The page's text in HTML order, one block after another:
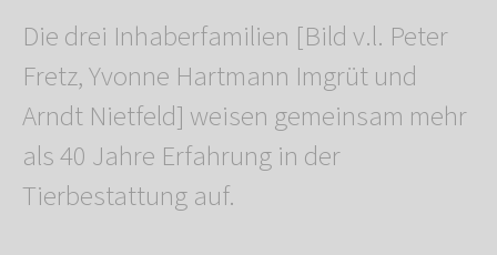
Die drei Inhaberfamilien [Bild v.l. Peter
Fretz, Yvonne Hartmann Imgrüt und
Arndt Nietfeld] weisen gemeinsam mehr
als 40 Jahre Erfahrung in der
Tierbestattung auf.